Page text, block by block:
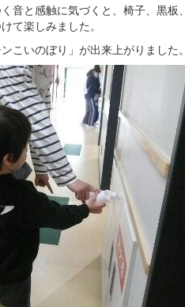
音と感触に気づくと、椅子、黒
て楽しみました。
いのぼり」が出来上がりました。